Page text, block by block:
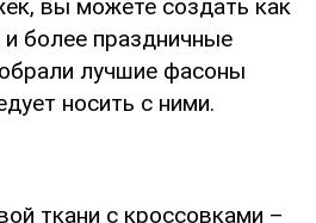
вы можете создать как
более праздничные
лучшие фасоны
носить с ними.
ткани с кроссовками –